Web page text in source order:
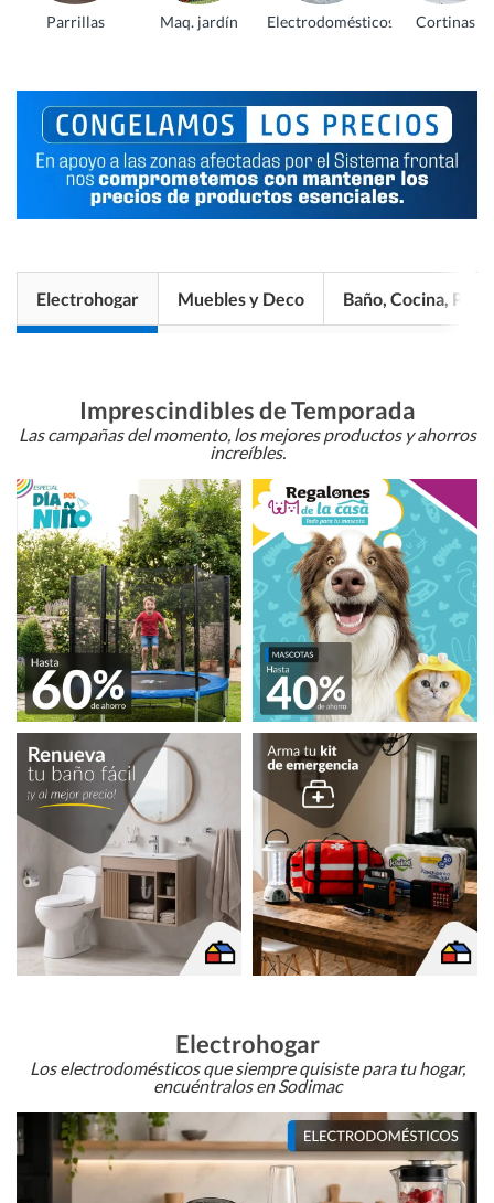
Parrillas Maq. jardín Electrodomésticos Cortinas
Electrohogar Muebles y Deco Baño, Cocina, Pisos
Imprescindibles de Temporada
Las campañas del momento, los mejores productos y ahorros
increíbles.
Electrohogar
Los electrodomésticos que siempre quisiste para tu hogar,
encuéntralos en Sodimac